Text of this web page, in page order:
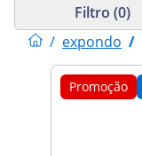
/ expondo /
Filtro (0)
Promoção